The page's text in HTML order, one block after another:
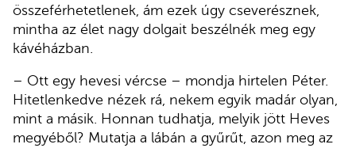
összeférhetetlenek, ám ezek úgy cseverésznek,
mintha az élet nagy dolgait beszélnék meg egy
kávéházban.
– Ott egy hevesi vércse – mondja hirtelen Péter.
Hitetlenkedve nézek rá, nekem egyik madár olyan,
mint a másik. Honnan tudhatja, melyik jött Heves
megyéből? Mutatja a lábán a gyűrűt, azon meg az